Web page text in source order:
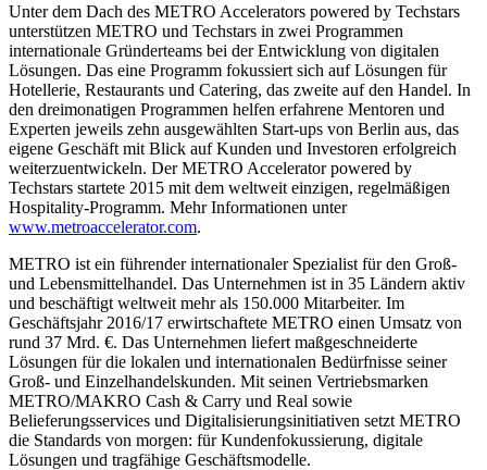
Unter dem Dach des METRO Accelerators powered by Techstars
unterstützen METRO und Techstars in zwei Programmen
internationale Gründerteams bei der Entwicklung von digitalen
Lösungen. Das eine Programm fokussiert sich auf Lösungen für
Hotellerie, Restaurants und Catering, das zweite auf den Handel. In
den dreimonatigen Programmen helfen erfahrene Mentoren und
Experten jeweils zehn ausgewählten Start-ups von Berlin aus, das
eigene Geschäft mit Blick auf Kunden und Investoren erfolgreich
weiterzuentwickeln. Der METRO Accelerator powered by
Techstars startete 2015 mit dem weltweit einzigen, regelmäßigen
Hospitality-Programm. Mehr Informationen unter
www.metroaccelerator.com.
METRO ist ein führender internationaler Spezialist für den Groß-
und Lebensmittelhandel. Das Unternehmen ist in 35 Ländern aktiv
und beschäftigt weltweit mehr als 150.000 Mitarbeiter. Im
Geschäftsjahr 2016/17 erwirtschaftete METRO einen Umsatz von
rund 37 Mrd. €. Das Unternehmen liefert maßgeschneiderte
Lösungen für die lokalen und internationalen Bedürfnisse seiner
Groß- und Einzelhandelskunden. Mit seinen Vertriebsmarken
METRO/MAKRO Cash & Carry und Real sowie
Belieferungsservices und Digitalisierungsinitiativen setzt METRO
die Standards von morgen: für Kundenfokussierung, digitale
Lösungen und tragfähige Geschäftsmodelle.